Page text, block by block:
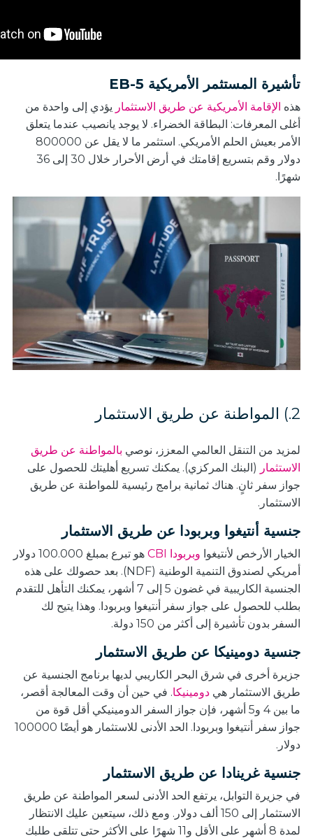
تأشيرة المستثمر الأمريكية EB-5
هذه الإقامة الأمريكية عن طريق الاستثمار يؤدي إلى واحدة من
أغلى المعرفات: البطاقة الخضراء. لا يوجد يانصيب عندما يتعلق
الأمر بعيش الحلم الأمريكي. استثمر ما لا يقل عن 800000
دولار وقم بتسريع إقامتك في أرض الأحرار خلال 30 إلى 36
شهرًا.
2.) المواطنة عن طريق الاستثمار
لمزيد من التنقل العالمي المعزز، نوصي بالمواطنة عن طريق
الاستثمار (البنك المركزي). يمكنك تسريع أهليتك للحصول على
جواز سفر ثانٍ. هناك ثمانية برامج رئيسية للمواطنة عن طريق
الاستثمار.
جنسية أنتيغوا وبربودا عن طريق الاستثمار
الخيار الأرخص لأنتيغوا وبربودا CBI
هو تبرع بمبلغ 100.000 دولار
أمريكي لصندوق التنمية الوطنية (NDF). بعد حصولك على هذه
الجنسية الكاريبية في غضون 5 إلى 7 أشهر، يمكنك التأهل للتقدم
بطلب للحصول على جواز سفر أنتيغوا وبربودا. وهذا يتيح لك
السفر بدون تأشيرة إلى أكثر من 150 دولة.
جنسية دومينيكا عن طريق الاستثمار
جزيرة أخرى في شرق البحر الكاريبي لديها برنامج الجنسية عن
طريق الاستثمار هي دومينيكا. في حين أن وقت المعالجة أقصر،
ما بين 4 و5 أشهر، فإن جواز السفر الدومينيكي أقل قوة من
جواز سفر أنتيغوا وبربودا. الحد الأدنى للاستثمار هو أيضًا 100000
دولار.
جنسية غرينادا عن طريق الاستثمار
في جزيرة التوابل، يرتفع الحد الأدنى لسعر المواطنة عن طريق
الاستثمار إلى 150 ألف دولار. ومع ذلك، سيتعين عليك الانتظار
لمدة 8 أشهر على الأقل و11 شهرًا على الأكثر حتى تتلقى طلبك